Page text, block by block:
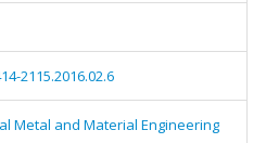
2115.2016.02.6
Metal and Material Engineering